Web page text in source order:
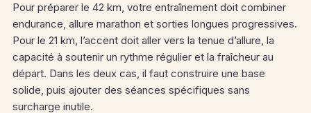
Pour préparer le 42 km, votre entraînement doit combiner
endurance, allure marathon et sorties longues progressives.
Pour le 21 km, l’accent doit aller vers la tenue d’allure, la
capacité à soutenir un rythme régulier et la fraîcheur au
départ. Dans les deux cas, il faut construire une base
solide, puis ajouter des séances spécifiques sans
surcharge inutile.